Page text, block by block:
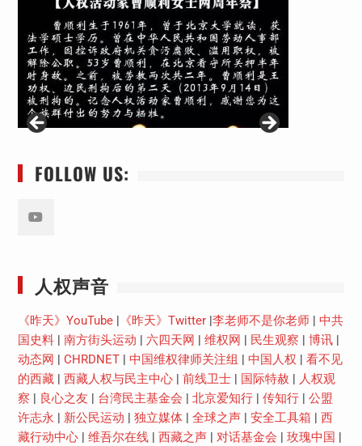
FOLLOW US:
人权声音
《昨天》YouTube| 《昨天》Twitter| 李老师不是你老师| 中共
国史料| 南方街头运动 六四天网 维权网 民生观察 博讯|
动态网
CHRDNET| 中国维权律师关注组 中国人权
看不见
的西藏| 西藏人权与民主中心| 前线卫士| 国际特赦
人权观
察
良心之友 台湾民主基金会 北京爱知行| 传知行| 公盟
许志永
新公民运动 独立媒体| 全球之声| 安全工具箱
西
藏行动中心| 维吾尔在线| 西藏之声| 对话基金会 玫瑰中国